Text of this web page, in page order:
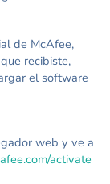
de McAfee,
recibiste,
el software
web y ve a
activate